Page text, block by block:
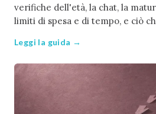
verifiche dell'età, la chat, la
limiti di spesa e di tempo, e ciò
Leggi la guida →